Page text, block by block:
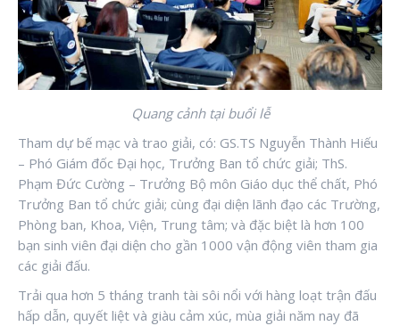
Quang cảnh tại buổi lễ
Tham dự bế mạc và trao giải, có: GS.TS Nguyễn Thành Hiếu
– Phó Giám đốc Đại học, Trưởng Ban tổ chức giải; ThS.
Phạm Đức Cường – Trưởng Bộ môn Giáo dục thể chất, Phó
Trưởng Ban tổ chức giải; cùng đại diện lãnh đạo các Trường,
Phòng ban, Khoa, Viện, Trung tâm; và đặc biệt là hơn 100
bạn sinh viên đại diện cho gần 1000 vận động viên tham gia
các giải đấu.
Trải qua hơn 5 tháng tranh tài sôi nổi với hàng loạt trận đấu
hấp dẫn, quyết liệt và giàu cảm xúc, mùa giải năm nay đã